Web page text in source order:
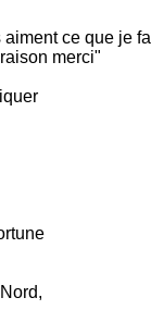
ce que je
merci"